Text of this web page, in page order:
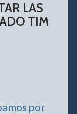
LAS
TIM
por